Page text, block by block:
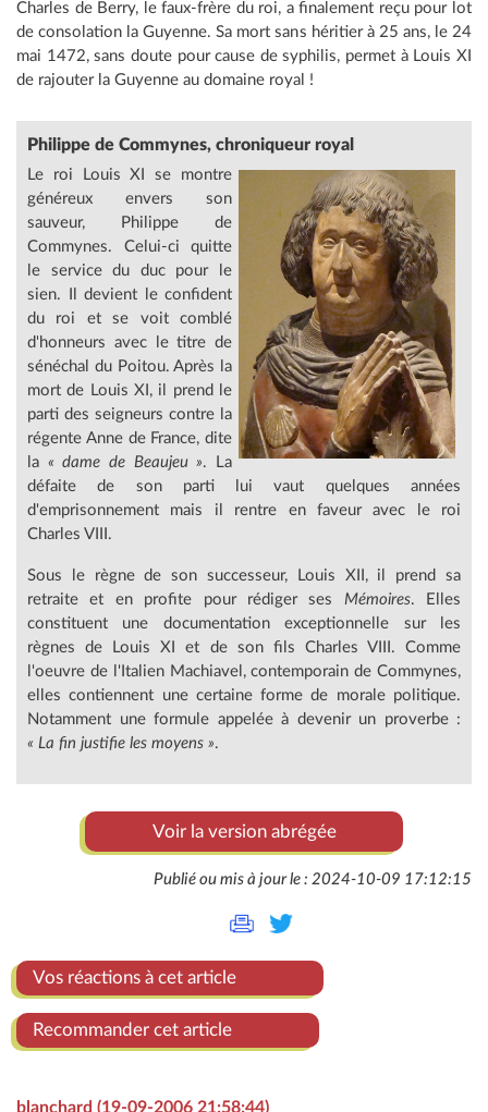
Charles de Berry, le faux-frère du roi, a finalement reçu pour lot
de consolation la Guyenne. Sa mort sans héritier à 25 ans, le 24
mai 1472, sans doute pour cause de syphilis, permet à Louis XI
de rajouter la Guyenne au domaine royal !
Philippe de Commynes, chroniqueur royal
Le roi Louis XI se montre
généreux envers son
sauveur, Philippe de
Commynes. Celui-ci quitte
le service du duc pour le
sien. Il devient le confident
du roi et se voit comblé
d'honneurs avec le titre de
sénéchal du Poitou. Après la
mort de Louis XI, il prend le
parti des seigneurs contre la
régente Anne de France, dite
la « dame de Beaujeu ». La
défaite de son parti lui vaut quelques années
d'emprisonnement mais il rentre en faveur avec le roi
Charles VIII.
Sous le règne de son successeur, Louis XII, il prend sa
retraite et en profite pour rédiger ses Mémoires. Elles
constituent une documentation exceptionnelle sur les
règnes de Louis XI et de son fils Charles VIII. Comme
l'oeuvre de l'Italien Machiavel, contemporain de Commynes,
elles contiennent une certaine forme de morale politique.
Notamment une formule appelée à devenir un proverbe :
« La fin justifie les moyens ».
Voir la version abrégée
Publié ou mis à jour le : 2024-10-09 17:12:15
Vos réactions à cet article
Recommander cet article
blanchard (19-09-2006 21:58:44)